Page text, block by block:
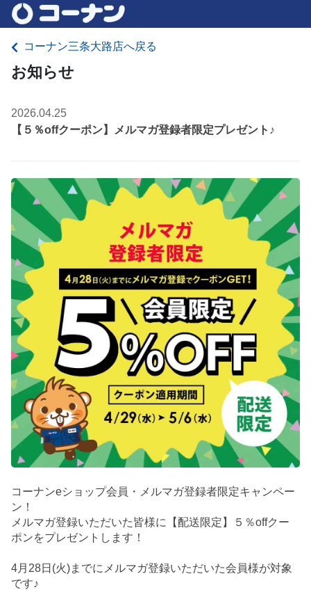
コーナン三条大路店へ戻る
お知らせ
2026.04.25
【５％offクーポン】メルマガ登録者限定プレゼント♪
コーナンeショップ会員・メルマガ登録者限定キャンペー
ン！
メルマガ登録いただいた皆様に【配送限定】５％offクー
ポンをプレゼントします！
4月28日(火)までにメルマガ登録いただいた会員様が対象
です♪